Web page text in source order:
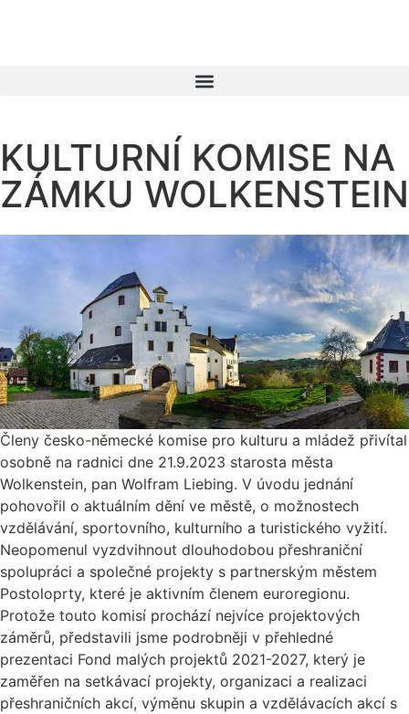
KULTURNÍ KOMISE NA
ZÁMKU WOLKENSTEIN
Členy česko-německé komise pro kulturu a mládež přivítal
osobně na radnici dne 21.9.2023 starosta města
Wolkenstein, pan Wolfram Liebing. V úvodu jednání
pohovořil o aktuálním dění ve městě, o možnostech
vzdělávání, sportovního, kulturního a turistického vyžití.
Neopomenul vyzdvihnout dlouhodobou přeshraniční
spolupráci a společné projekty s partnerským městem
Postoloprty, které je aktivním členem euroregionu.
Protože touto komisí prochází nejvíce projektových
záměrů, představili jsme podrobněji v přehledné
prezentaci Fond malých projektů 2021-2027, který je
zaměřen na setkávací projekty, organizaci a realizaci
přeshraničních akcí, výměnu skupin a vzdělávacích akcí s